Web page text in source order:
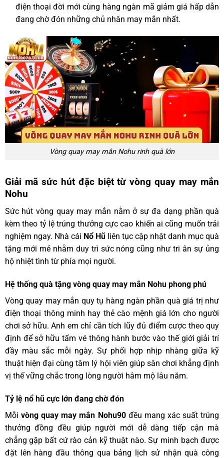
điện thoại đời mới cùng hàng ngàn mã giảm giá hấp dẫn
đang chờ đón những chủ nhân may mắn nhất.
Vòng quay may mắn Nohu rinh quà lớn
Giải mã sức hút đặc biệt từ vòng quay may mắn
Nohu
Sức hút vòng quay may mắn nằm ở sự đa dạng phần quà
kèm theo tỷ lệ trúng thưởng cực cao khiến ai cũng muốn trải
nghiệm ngay. Nhà cái Nổ Hũliên tục cập nhật danh mục quà
tặng mới mẻ nhằm duy trì sức nóng cũng như tri ân sự ủng
hộ nhiệt tình từ phía mọi người.
Hệ thống quà tặng vòng quay may mắn Nohu phong phú
Vòng quay may mắn quy tụ hàng ngàn phần quà giá trị như
điện thoại thông minh hay thẻ cào mệnh giá lớn cho người
chơi sở hữu. Anh em chỉ cần tích lũy đủ điểm cược theo quy
định để sở hữu tấm vé thông hành bước vào thế giới giải trí
đầy màu sắc mỗi ngày. Sự phối hợp nhịp nhàng giữa kỹ
thuật hiện đại cùng tâm lý hội viên giúp sân chơi khẳng định
vị thế vững chắc trong lòng người hâm mộ lâu năm.
Tỷ lệ nổ hũ cực lớn đang chờ đón
Mỗi vòng quay may mắn Nohu90đều mang xác suất trúng
thưởng đồng đều giúp người mới dễ dàng tiếp cận mà
chẳng gặp bất cứ rào cản kỹ thuật nào. Sự minh bạch được
đặt lên hàng đầu thông qua bảng lịch sử nhận quà công